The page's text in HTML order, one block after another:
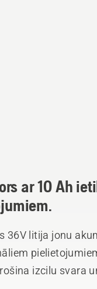
ar 10 Ah
36V litija jonu
izcilu svara